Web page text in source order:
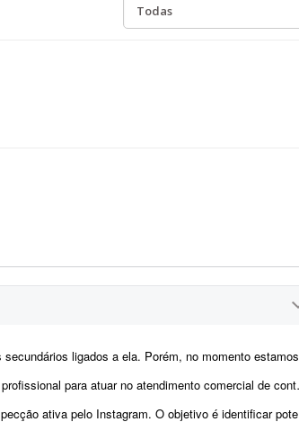
momento estamos precisando de ajuda para atrair mais clientes. Para este primeiro trabalho, f...
comercial de contatos interessados em nossas soluções. O profissional será responsável por atender, qualifica...
é identificar potenciais clientes na nossa base de seguidores e buscar perfis estrat&eacut...